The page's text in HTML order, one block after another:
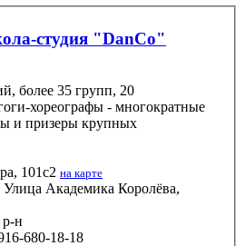
студия "DanCo"
более 35 групп, 20
хореографы - многократные
и призеры крупных
101с2 на карте
Академика Королёва,
н
680-18-18